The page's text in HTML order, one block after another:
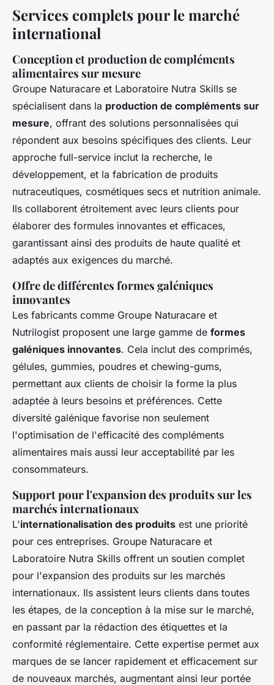
Services complets pour le marché
international
Conception et production de compléments
alimentaires sur mesure
Groupe Naturacare et Laboratoire Nutra Skills se
spécialisent dans la production de compléments sur
mesure, offrant des solutions personnalisées qui
répondent aux besoins spécifiques des clients. Leur
approche full-service inclut la recherche, le
développement, et la fabrication de produits
nutraceutiques, cosmétiques secs et nutrition animale.
Ils collaborent étroitement avec leurs clients pour
élaborer des formules innovantes et efficaces,
garantissant ainsi des produits de haute qualité et
adaptés aux exigences du marché.
Offre de différentes formes galéniques
innovantes
Les fabricants comme Groupe Naturacare et
Nutrilogist proposent une large gamme de formes
galéniques innovantes. Cela inclut des comprimés,
gélules, gummies, poudres et chewing-gums,
permettant aux clients de choisir la forme la plus
adaptée à leurs besoins et préférences. Cette
diversité galénique favorise non seulement
l'optimisation de l'efficacité des compléments
alimentaires mais aussi leur acceptabilité par les
consommateurs.
Support pour l'expansion des produits sur les
marchés internationaux
L'internationalisation des produits est une priorité
pour ces entreprises. Groupe Naturacare et
Laboratoire Nutra Skills offrent un soutien complet
pour l'expansion des produits sur les marchés
internationaux. Ils assistent leurs clients dans toutes
les étapes, de la conception à la mise sur le marché,
en passant par la rédaction des étiquettes et la
conformité réglementaire. Cette expertise permet aux
marques de se lancer rapidement et efficacement sur
de nouveaux marchés, augmentant ainsi leur portée